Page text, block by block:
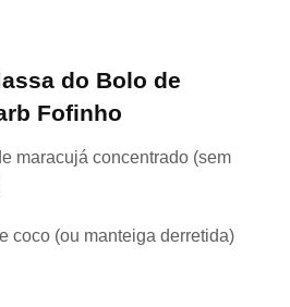
do Bolo de
Fofinho
maracujá concentrado (sem
coco (ou manteiga derretida)